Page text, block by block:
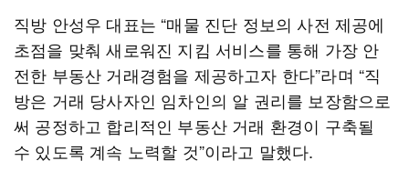
직방 안성우 대표는 “매물 진단 정보의 사전 제공에
초점을 맞춰 새로워진 지킴 서비스를 통해 가장 안
전한 부동산 거래경험을 제공하고자 한다”라며 “직
방은 거래 당사자인 임차인의 알 권리를 보장함으로
써 공정하고 합리적인 부동산 거래 환경이 구축될
수 있도록 계속 노력할 것”이라고 말했다.